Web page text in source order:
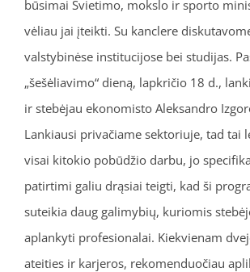
būsimai Švietimo, mokslo ir sporto
vėliau jai įteikti. Su kanclere
valstybinėse institucijose bei studijas.
„šešėliavimo“ dieną, lapkričio 18 d.,
ir stebėjau ekonomisto Aleksandro
Lankiausi privačiame sektoriuje, tad tai
visai kitokio pobūdžio darbu, jo
patirtimi galiu drąsiai teigti, kad ši
suteikia daug galimybių, kuriomis
aplankyti profesionalai. Kiekvienam
ateities ir karjeros, rekomenduočiau